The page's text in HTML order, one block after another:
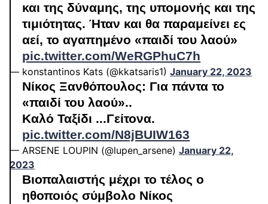
και της δύναμης, της υπομονής και της
τιμιότητας. Ήταν και θα παραμείνει ες
αεί, το αγαπημένο «παιδί του λαού»
pic.twitter.com/WeRGPhuC7h
— konstantinos Kats (@kkatsaris1) January 22, 2023
Νίκος Ξανθόπουλος: Για πάντα το
«παιδί του λαού»..
Καλό Ταξίδι ...Γείτονα.
pic.twitter.com/N8jBUIW163
— ARSENE LOUPIN (@lupen_arsene) January 22,
2023
Βιοπαλαιστής μέχρι το τέλος ο
ηθοποιός σύμβολο Νίκος